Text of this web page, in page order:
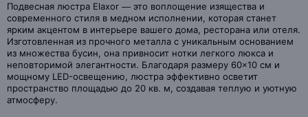
Подвесная люстра Elaxor — это воплощение изящества и
современного стиля в медном исполнении, которая станет
ярким акцентом в интерьере вашего дома, ресторана или отеля.
Изготовленная из прочного металла с уникальным основанием
из множества бусин, она привносит нотки легкого люкса и
неповторимой элегантности. Благодаря размеру 60×10 см и
мощному LED-освещению, люстра эффективно осветит
пространство площадью до 20 кв. м, создавая теплую и уютную
атмосферу.